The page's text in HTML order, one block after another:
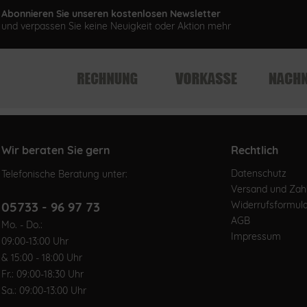
Abonnieren Sie unseren kostenlosen Newsletter
und verpassen Sie keine Neuigkeit oder Aktion mehr
Wir beraten Sie gern
Telefonische Beratung unter:
05733 - 96 97 73
Mo. - Do.:
09:00-13:00 Uhr
& 15:00 - 18:00 Uhr
Fr.: 09:00-18:30 Uhr
Sa.: 09:00-13:00 Uhr
Rechtlich
Datenschutz
Versand und
AGB
Impressum